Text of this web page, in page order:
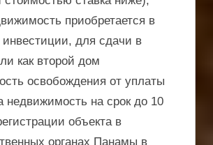
приобретается в
инвестиции, для сдачи в
как второй дом
освобождения от уплаты
недвижимость на срок до 10
объекта в
органах Панамы в